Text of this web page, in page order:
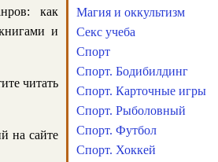
как
и
читать
на сайте
Магия и оккультизм
Секс учеба
Спорт
Спорт. Бодибилдинг
Спорт. Карточные игры
Спорт. Рыболовный
Спорт. Футбол
Спорт. Хоккей